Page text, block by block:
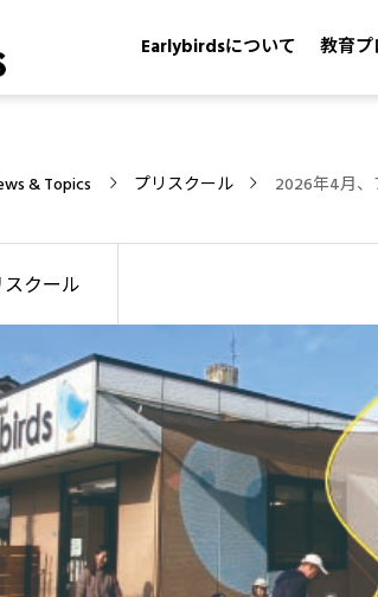
Earlybirdsについて 教育プ
& Topics プリスクール 2026年4月、
スクール